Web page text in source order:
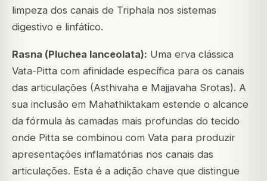
limpeza dos canais de Triphala nos sistemas
digestivo e linfático.
Rasna (Pluchea lanceolata): Uma erva clássica
Vata-Pitta com afinidade específica para os canais
das articulações (Asthivaha e Majjavaha Srotas). A
sua inclusão em Mahathiktakam estende o alcance
da fórmula às camadas mais profundas do tecido
onde Pitta se combinou com Vata para produzir
apresentações inflamatórias nos canais das
articulações. Esta é a adição chave que distingue